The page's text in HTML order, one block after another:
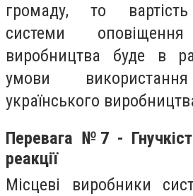
громаду, то
системи оповіщення
виробництва буде в
умови
українського
Перевага №7 -
реакції
Місцеві виробники